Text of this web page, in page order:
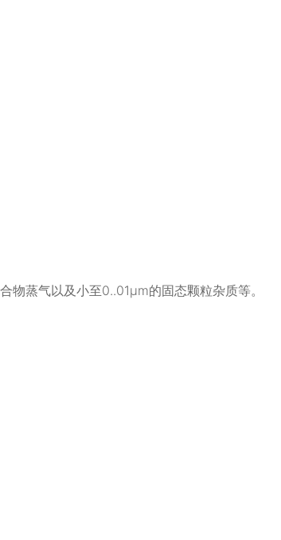
蒸气以及小至0..01μm的固态颗粒杂质等。